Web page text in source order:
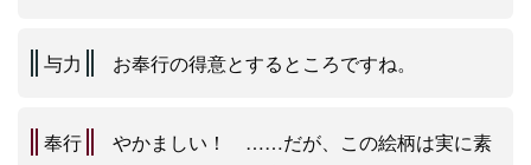
与力 お奉行の得意とするところですね。
奉行
やかましい！ ……だが、この絵柄は実に素